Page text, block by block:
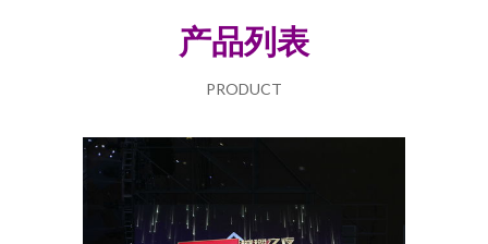
产品列表
PRODUCT